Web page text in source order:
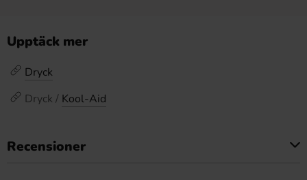
Upptäck mer
Dryck
Dryck / Kool-Aid
Recensioner